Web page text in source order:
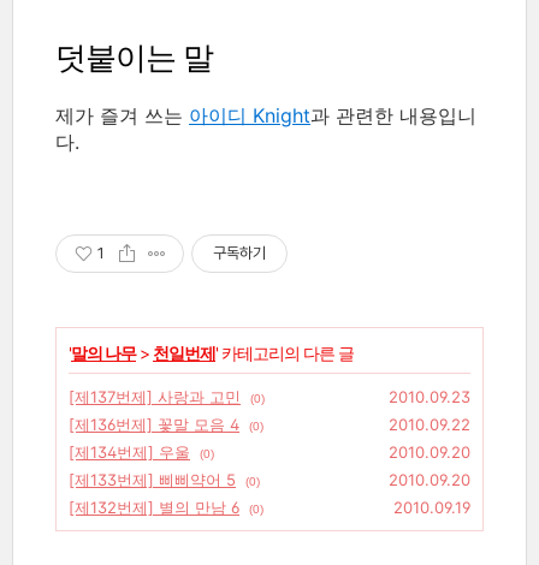
덧붙이는 말
제가 즐겨 쓰는 아이디 Knight과 관련한 내용입니
다.
1 구독하기
'말의 나무> 천일번제' 카테고리의 다른 글
[제137번제] 사랑과 고민 (0)
2010.09.23
[제136번제] 꽃말 모음 4
(0)
2010.09.22
[제134번제] 우울
(0)
2010.09.20
[제133번제] 삐삐약어 5
(0)
2010.09.20
[제132번제] 별의 만남 6
(0) 2010.09.19